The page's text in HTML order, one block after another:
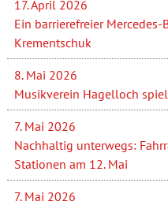
17. April 2026
Ein barrierefreier
Krementschuk
8. Mai 2026
Musikverein Hagelloch
7. Mai 2026
Nachhaltig unterwegs:
Stationen am 12. Mai
7. Mai 2026